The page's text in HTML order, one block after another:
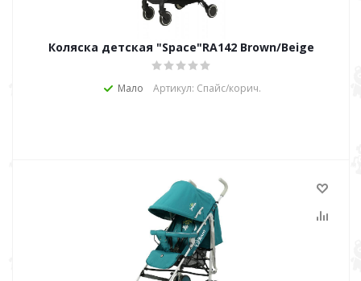
Коляска детская "Space"RA142 Brown/Beige
Мало Артикул: Спайс/корич.